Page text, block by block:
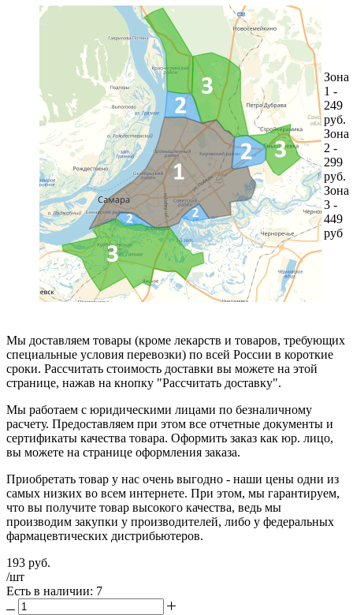
Зона
1 -
249
руб.
Зона
2 -
299
руб.
Зона
3 -
449
руб
Мы доставляем товары (кроме лекарств и товаров, требующих
специальные условия перевозки) по всей России в короткие
сроки. Рассчитать стоимость доставки вы можете на этой
странице, нажав на кнопку "Рассчитать доставку".
Мы работаем с юридическими лицами по безналичному
расчету. Предоставляем при этом все отчетные документы и
сертификаты качества товара. Оформить заказ как юр. лицо,
вы можете на странице оформления заказа.
Приобретать товар у нас очень выгодно - наши цены одни из
самых низких во всем интернете. При этом, мы гарантируем,
что вы получите товар высокого качества, ведь мы
производим закупки у производителей, либо у федеральных
фармацевтических дистрибьютеров.
193 руб.
/шт
Есть в наличии: 7